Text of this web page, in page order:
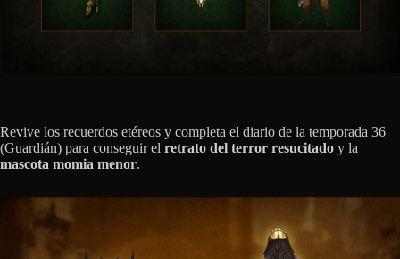
Revive los recuerdos etéreos y completa el diario de la temporada 36
(Guardián) para conseguir el retrato del terror resucitado y la
mascota momia menor.